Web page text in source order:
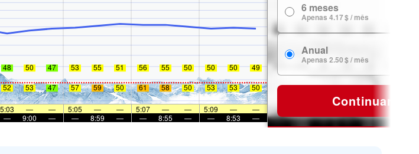
48 50 47 53 55 51 56 55 50 50 50
49
52 53 47 57 59 50 61 58 50 53 53 50
5:03 — — 5:05 — — 5:07 — — 5:09 —
—
— 9:00 — — 8:59 — — 8:55 — — 8:53 —
6 meses
Apenas 4.17 $ / mês
Anual
Apenas 2.50 $ / mês
Continuar